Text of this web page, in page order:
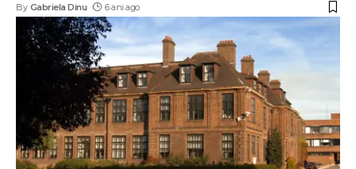
By Gabriela Dinu 6 ani ago